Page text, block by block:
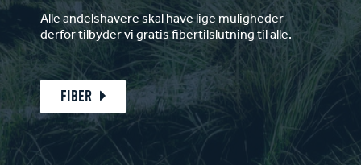
Alle andelshavere skal have lige muligheder -
derfor tilbyder vi gratis fibertilslutning til alle.
FIBER